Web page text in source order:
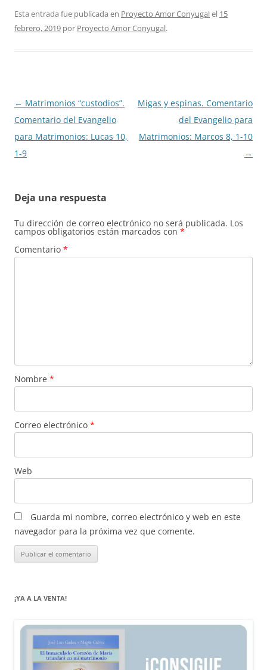
Esta entrada fue publicada en Proyecto Amor Conyugalel 15
febrero, 2019 por Proyecto Amor Conyugal.
Navegación
de
entradas
← Matrimonios “custodios”.
Comentario del Evangelio
para Matrimonios: Lucas 10,
1-9
Migas y espinas. Comentario
del Evangelio para
Matrimonios: Marcos 8, 1-10
→
Deja una respuesta
Tu dirección de correo electrónico no será publicada. Los
campos obligatorios están marcados con *
Comentario *
Nombre *
Correo electrónico *
Web
Guarda mi nombre, correo electrónico y web en este
navegador para la próxima vez que comente.
¡YA A LA VENTA!